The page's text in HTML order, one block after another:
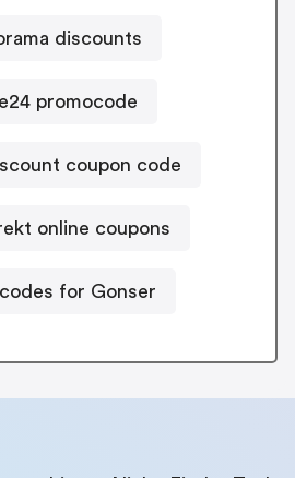
discounts
promocode
coupon code
online coupons
for Gonser